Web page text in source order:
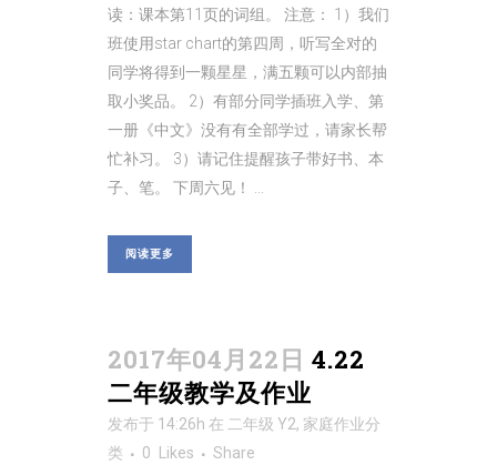
读：课本第11页的词组。 注意： 1）我们
班使用star chart的第四周，听写全对的
同学将得到一颗星星，满五颗可以内部抽
取小奖品。 2）有部分同学插班入学、第
一册《中文》没有有全部学过，请家长帮
忙补习。 3）请记住提醒孩子带好书、本
子、笔。 下周六见！ ...
阅读更多
2017年04月22日 4.22
二年级教学及作业
发布于 14:26h 在 二年级 Y2, 家庭作业分
类
0 Likes Share